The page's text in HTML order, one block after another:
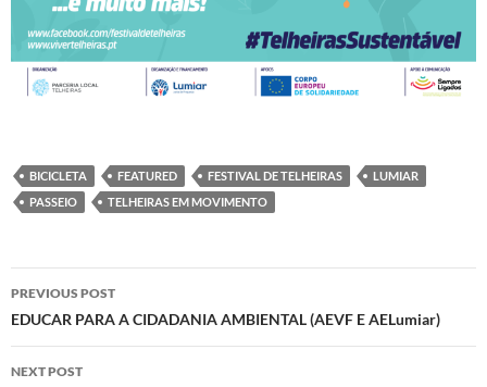
BICICLETA FEATURED FESTIVAL DE TELHEIRAS
LUMIAR
PASSEIO
TELHEIRAS EM MOVIMENTO
Post
navigation
PREVIOUS POST
EDUCAR PARA A CIDADANIA AMBIENTAL (AEVF E AELumiar)
NEXT POST